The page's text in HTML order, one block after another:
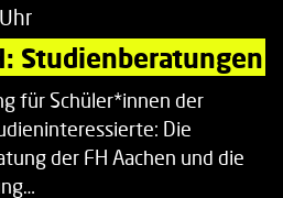
Studienberatungen
für Schüler*innen der
Die
der FH Aachen und die